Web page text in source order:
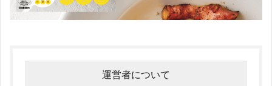
運営者について